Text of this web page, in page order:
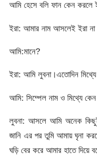
আমি হেসে বলি ফান কেন করলে
ইরা: আমার নাম আসলেই ইরা
আমি:মানে?
ইরা: আমি লুবনা।এতোদিন
আমি: সিম্পেল নাম ও মিথ্যে
লুবনা: আসলে আমি অনেক
জানি এর পর তুমি আমায় ঘৃনা
ঘড়ি বের করে আমার হাতে দিয়ে